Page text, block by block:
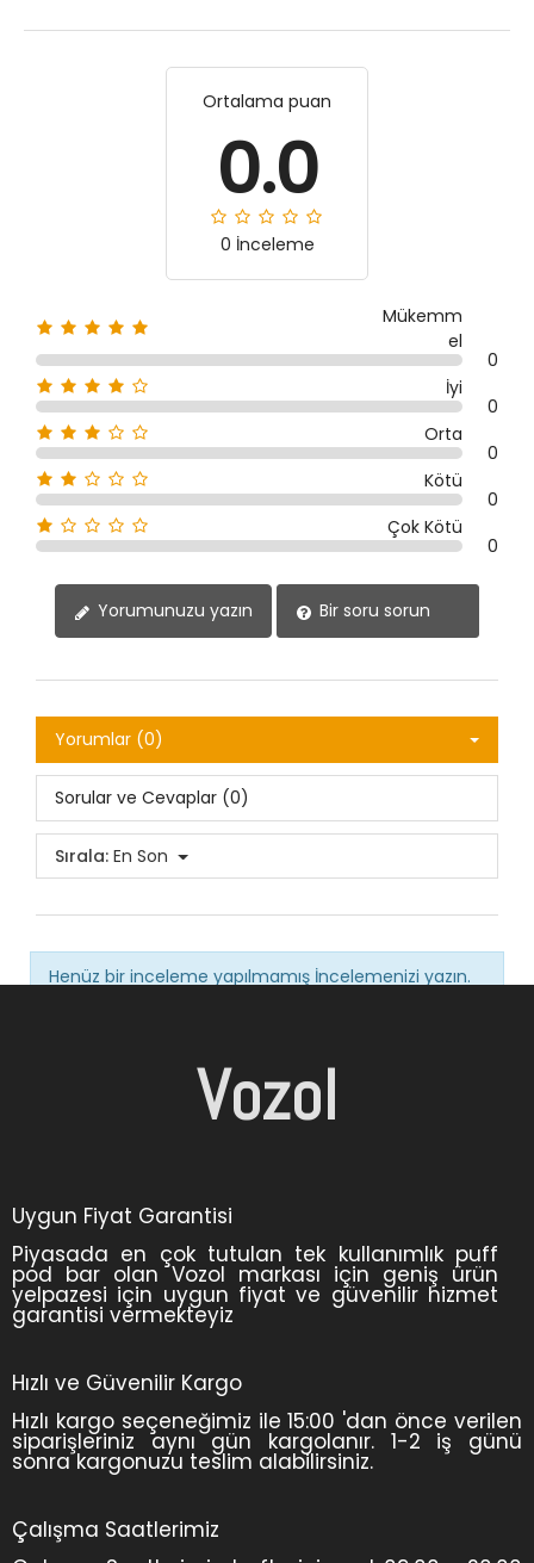
Ortalama puan
0.0
0 İnceleme
Mükemm
el
0
İyi
0
Orta
0
Kötü
0
Çok Kötü
0
Yorumunuzu yazın Bir soru sorun
Yorumlar (0)
Sorular ve Cevaplar (0)
Sırala: En Son
Henüz bir inceleme yapılmamış İncelemenizi yazın.
Vozol
Uygun Fiyat Garantisi
Piyasada en çok tutulan tek kullanımlık puff
pod bar olan Vozol markası için geniş ürün
yelpazesi için uygun fiyat ve güvenilir hizmet
garantisi vermekteyiz
Hızlı ve Güvenilir Kargo
Hızlı kargo seçeneğimiz ile 15:00 'dan önce verilen
siparişleriniz aynı gün kargolanır. 1-2 iş günü
sonra kargonuzu teslim alabilirsiniz.
Çalışma Saatlerimiz